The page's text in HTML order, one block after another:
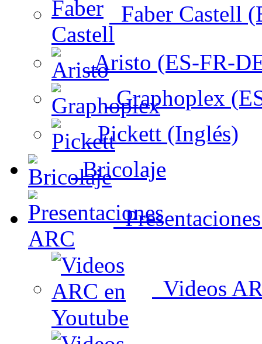
Faber Castell
Aristo (ES-FR-
Graphoplex
Pickett (Inglés)
Bricolaje
Videos